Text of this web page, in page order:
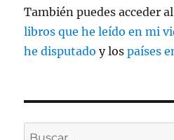
También puedes acceder
libros que he leído en mi
he disputado y lospaíses
Buscar